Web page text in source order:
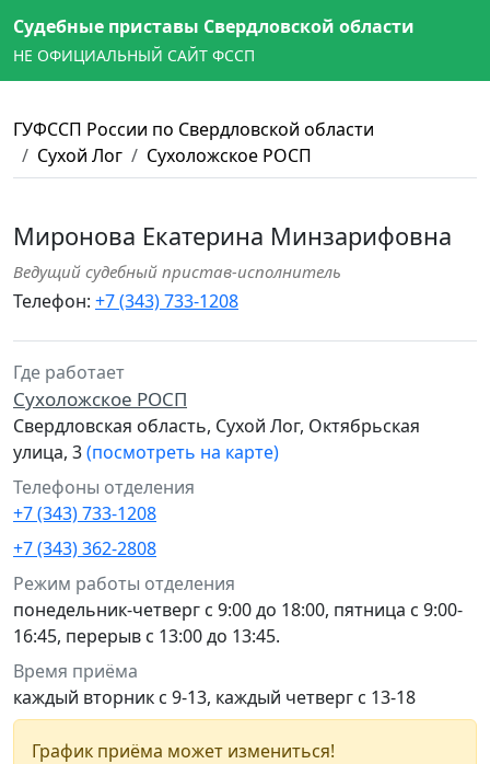
Судебные приставы Свердловской области
НЕ ОФИЦИАЛЬНЫЙ САЙТ ФССП
ГУФССП России по Свердловской области
Сухой Лог
Сухоложское РОСП
Миронова Екатерина Минзарифовна
Ведущий судебный пристав-исполнитель
Телефон: +7 (343) 733-1208
Где работает
Сухоложское РОСП
Свердловская область, Сухой Лог, Октябрьская
улица, 3(посмотреть на карте)
Телефоны отделения
+7 (343) 733-1208
+7 (343) 362-2808
Режим работы отделения
понедельник-четверг с 9:00 до 18:00, пятница с 9:00-
16:45, перерыв с 13:00 до 13:45.
Время приёма
каждый вторник с 9-13, каждый четверг с 13-18
График приёма может измениться!